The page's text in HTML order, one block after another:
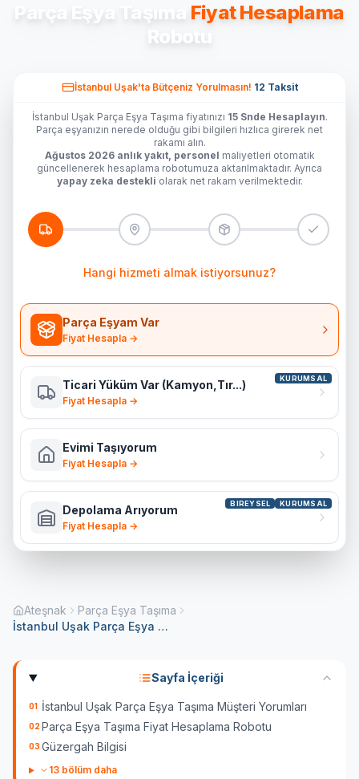
Parça Eşya Taşıma Fiyat Hesaplama
Robotu
İstanbul Uşak'taBütçeniz Yorulmasın! 12 Taksit
İstanbul Uşak Parça Eşya Taşıma fiyatınızı 15 Snde Hesaplayın.
Parça eşyanızın nerede olduğu gibi bilgileri hızlıca girerek net
rakamı alın.
Ağustos 2026 anlık yakıt, personel maliyetleri otomatik
güncellenerek hesaplama robotumuza aktarılmaktadır. Ayrıca
yapay zeka destekli olarak net rakam verilmektedir.
Hangi hizmeti almak istiyorsunuz?
Parça Eşyam Var
Fiyat Hesapla →
KURUMSAL
Ticari Yüküm Var (Kamyon,Tır...)
Fiyat Hesapla →
Evimi Taşıyorum
Fiyat Hesapla →
BIREYSEL KURUMSAL
Depolama Arıyorum
Fiyat Hesapla →
Ateşnak
Parça Eşya Taşıma
İstanbul Uşak Parça Eşya Taşıma
Sayfa İçeriği
01 İstanbul Uşak Parça Eşya Taşıma Müşteri Yorumları
02Parça Eşya Taşıma Fiyat Hesaplama Robotu
03Güzergah Bilgisi
13bölüm daha